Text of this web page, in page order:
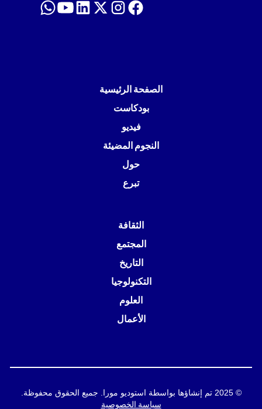
الصفحة الرئيسية
بودكاست
فيديو
النجوم المضيئة
حول
تبرع
الثقافة
المجتمع
التاريخ
التكنولوجيا
العلوم
الأعمال
© 2025 تم إنشاؤها بواسطة استوديو مورا. جميع الحقوق محفوظة.
سياسة الخصوصية